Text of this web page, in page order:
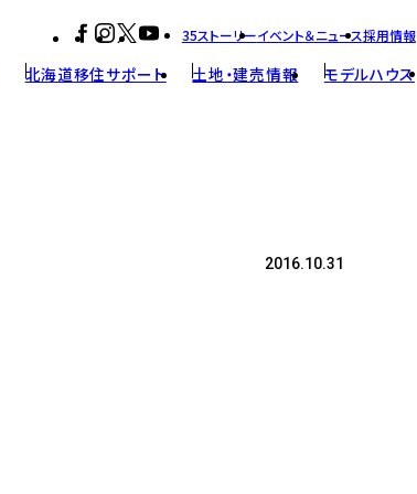
北海道移住サポート 土地・建売情報 モデルハウス
35ストーリーイベント＆ニュース採用情報
2016.10.31